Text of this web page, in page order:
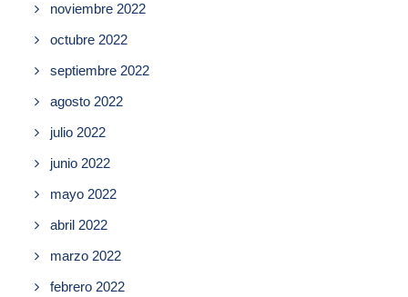
noviembre 2022
octubre 2022
septiembre 2022
agosto 2022
julio 2022
junio 2022
mayo 2022
abril 2022
marzo 2022
febrero 2022